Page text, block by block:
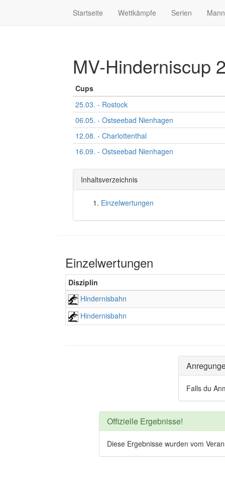
Startseite Wettkämpfe Serien
MV-Hinderniscup
Cups
25.03. - Rostock
06.05. - Ostseebad Nienhagen
12.08. - Charlottenthal
16.09. - Ostseebad Nienhagen
Inhaltsverzeichnis
Einzelwertungen
Einzelwertungen
Disziplin
Hindernisbahn
Hindernisbahn
Falls du
Offizielle Ergebnisse!
Diese Ergebnisse wurden vom